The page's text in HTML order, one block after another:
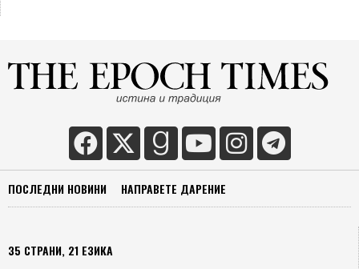
ПОСЛЕДНИ НОВИНИ НАПРАВЕТЕ ДАРЕНИЕ
35 СТРАНИ, 21 ЕЗИКА